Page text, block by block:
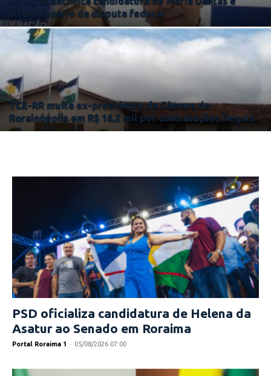
altera cenário da disputa federal
TCE-RR multa ex-presidente da Câmara de
Rorainópolis em R$ 16,2 mil por contratações ilegais
PSD oficializa candidatura de Helena da
Asatur ao Senado em Roraima
Portal Roraima 1 - 05/08/2026 07:00